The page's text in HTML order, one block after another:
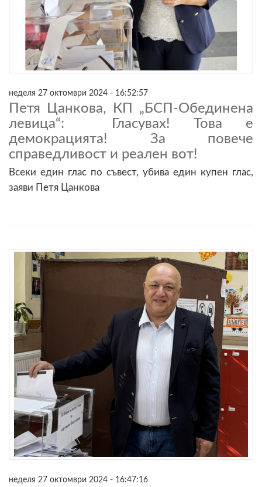
неделя 27 октомври 2024 - 16:52:57
Петя Цанкова, КП „БСП-Обединена
левица“: Гласувах! Това е
демокрацията! За повече
справедливост и реален вот!
Всеки един глас по съвест, убива един купен глас,
заяви Петя Цанкова
неделя 27 октомври 2024 - 16:47:16